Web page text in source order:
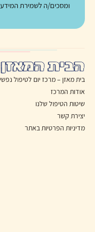
ומסכים/ה לשמירת המידע
הבית המאזן
בית מאזן – מרכז יום לטיפול נפשי
אודות המרכז
שיטות הטיפול שלנו
יצירת קשר
מדיניות הפרטיות באתר